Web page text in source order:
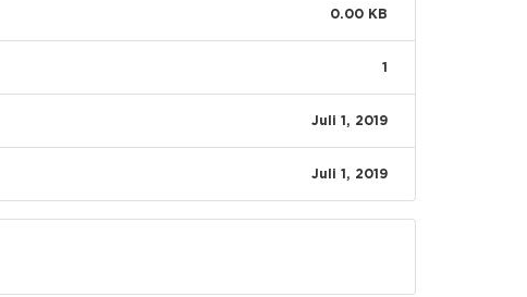
0.00 KB
1
Juli 1, 2019
Juli 1, 2019